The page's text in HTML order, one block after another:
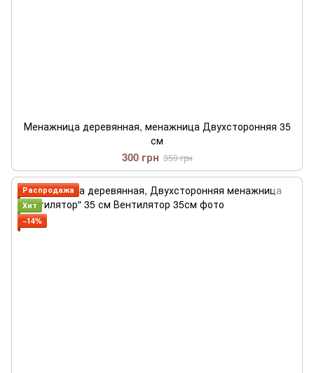
Менажница деревянная, менажница Двухсторонняя 35
см
300 грн 350 грн
Распродажа
Хит
−14%